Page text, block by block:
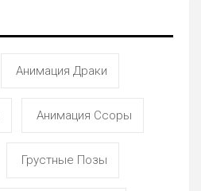
Анимация Драки
Анимация Ссоры
Грустные Позы